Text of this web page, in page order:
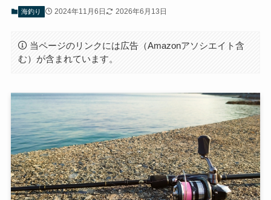
海釣り 2024年11月6日 2026年6月13日
当ページのリンクには広告（Amazonアソシエイト含
む）が含まれています。